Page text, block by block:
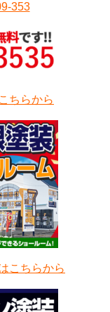
353
ちらから
こちらから